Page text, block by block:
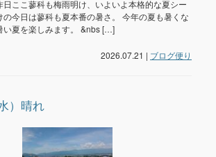
日ここ蓼科も梅雨明け、いよいよ本格的な夏シー
の今日は蓼科も夏本番の暑さ。 今年の夏も暑くな
い夏を楽しみます。 &nbs […]
2026.07.21 | ブログ便り
）晴れ